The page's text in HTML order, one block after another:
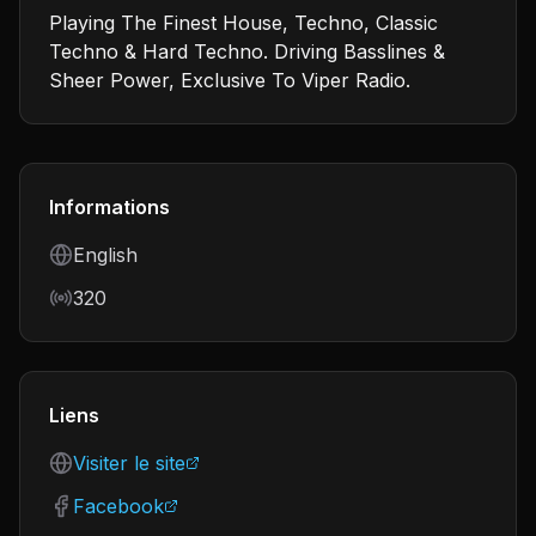
Playing The Finest House, Techno, Classic
Techno & Hard Techno. Driving Basslines &
Sheer Power, Exclusive To Viper Radio.
Informations
Language
English
Bitrate
320
Liens
Visiter le site
Facebook